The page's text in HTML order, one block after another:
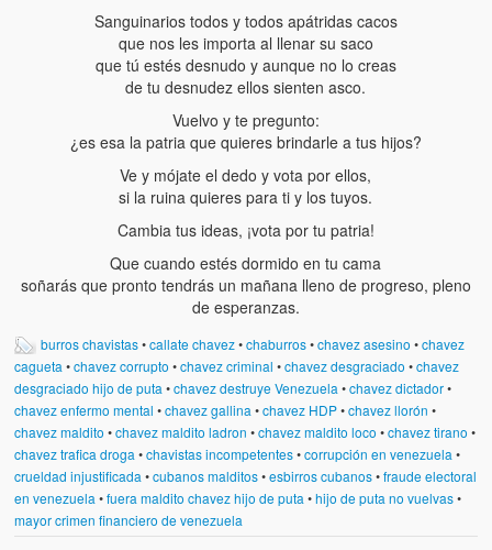
Sanguinarios todos y todos apátridas cacos
que nos les importa al llenar su saco
que tú estés desnudo y aunque no lo creas
de tu desnudez ellos sienten asco.
Vuelvo y te pregunto:
¿es esa la patria que quieres brindarle a tus hijos?
Ve y mójate el dedo y vota por ellos,
si la ruina quieres para ti y los tuyos.
Cambia tus ideas, ¡vota por tu patria!
Que cuando estés dormido en tu cama
soñarás que pronto tendrás un mañana lleno de progreso, pleno
de esperanzas.
burros chavistas•callate chavez•chaburros•chavez asesino •chavez
cagueta •chavez corrupto •chavez criminal •chavez desgraciado •chavez
desgraciado hijo de puta •chavez destruye Venezuela •chavez dictador•
chavez enfermo mental •chavez gallina •chavez HDP•chavez llorón •
chavez maldito •chavez maldito ladron •chavez maldito loco •chavez tirano •
chavez trafica droga •chavistas incompetentes•corrupción en venezuela •
crueldad injustificada •cubanos malditos•esbirros cubanos•fraude electoral
en venezuela •fuera maldito chavez hijo de puta •hijo de puta no vuelvas•
mayor crimen financiero de venezuela